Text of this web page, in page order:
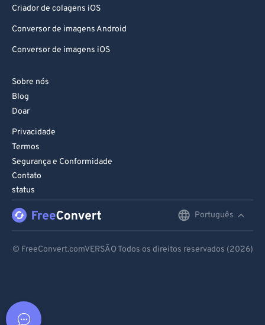
Criador de colagens iOS
Conversor de imagens Android
Conversor de imagens iOS
Sobre nós
Blog
Doar
Privacidade
Termos
Segurança e Conformidade
Contato
status
Português
© FreeConvert.comVERSÃO Todos os direitos reservados (2026)